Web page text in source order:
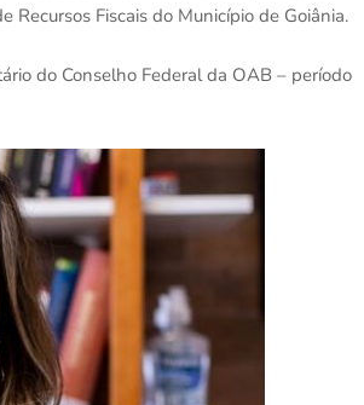
Fiscais do Município de Goiânia.
do Conselho Federal da OAB – período